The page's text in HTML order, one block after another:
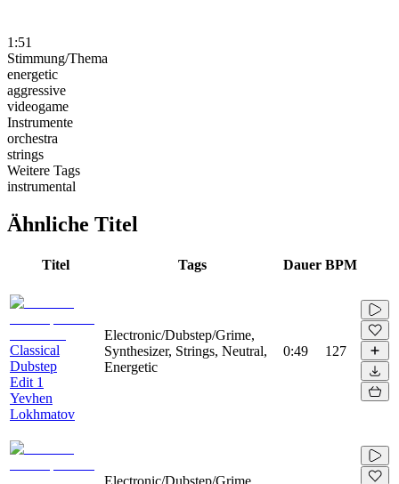
1:51
Stimmung/Thema
energetic
aggressive
videogame
Instrumente
orchestra
strings
Weitere Tags
instrumental
Ähnliche Titel
Titel Tags Dauer BPM
Classical
Dubstep
Edit 1
Yevhen
Lokhmatov
Electronic/Dubstep/Grime,
Synthesizer, Strings, Neutral,
Energetic
0:49 127
Electronic/Dubstep/Grime,